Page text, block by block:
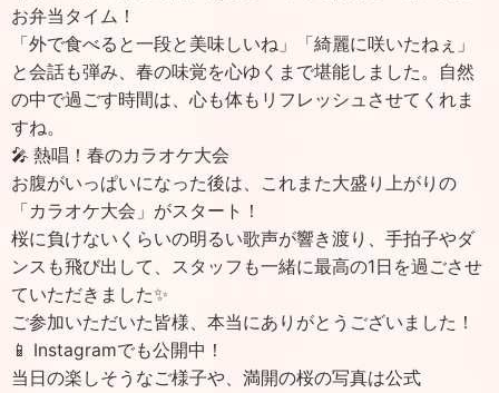
お弁当タイム！
「外で食べると一段と美味しいね」「綺麗に咲いたねぇ」
と会話も弾み、春の味覚を心ゆくまで堪能しました。自然
の中で過ごす時間は、心も体もリフレッシュさせてくれま
すね。
🎤 熱唱！春のカラオケ大会
お腹がいっぱいになった後は、これまた大盛り上がりの
「カラオケ大会」がスタート！
桜に負けないくらいの明るい歌声が響き渡り、手拍子やダ
ンスも飛び出して、スタッフも一緒に最高の1日を過ごさせ
ていただきました✨
ご参加いただいた皆様、本当にありがとうございました！
📱 Instagramでも公開中！
当日の楽しそうなご様子や、満開の桜の写真は公式